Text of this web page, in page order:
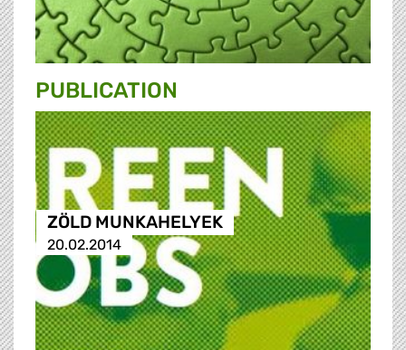
PUBLICATION
ZÖLD MUNKAHELYEK
20.02.2014